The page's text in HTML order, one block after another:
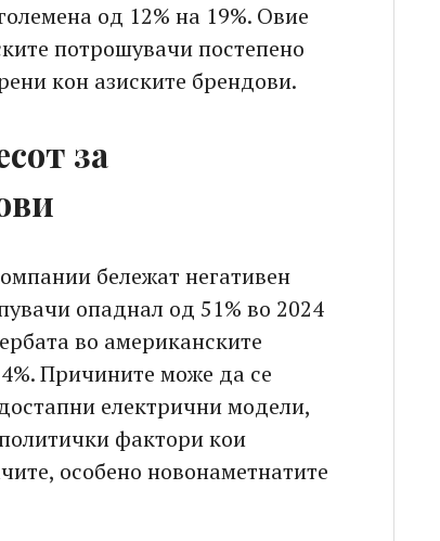
од 12% на 19%. Овие
потрошувачи постепено
кон азиските брендови.
за
бележат негативен
опаднал од 51% во 2024
во американските
Причините може да се
електрични модели,
фактори кои
особено новонаметнатите